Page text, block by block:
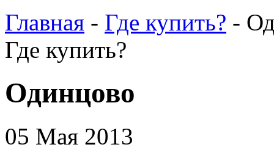
Главная - Где купить? -
Где купить?
Одинцово
05 Мая 2013